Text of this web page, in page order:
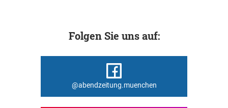
Folgen Sie uns auf:
@abendzeitung.muenchen